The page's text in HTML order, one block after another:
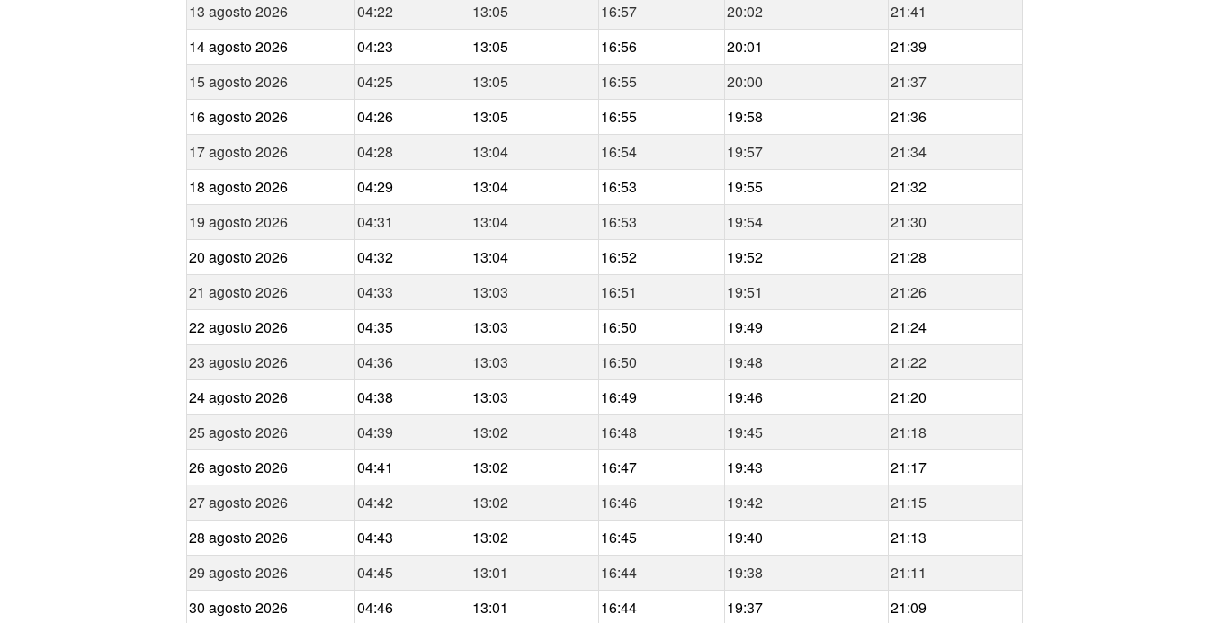
13 agosto 2026
04:22 13:05 16:57 20:02
21:41
14 agosto 2026
04:23 13:05 16:56 20:01
21:39
15 agosto 2026
04:25 13:05 16:55 20:00
21:37
16 agosto 2026
04:26 13:05 16:55 19:58
21:36
17 agosto 2026
04:28 13:04 16:54 19:57
21:34
18 agosto 2026
04:29 13:04 16:53 19:55
21:32
19 agosto 2026
04:31 13:04 16:53 19:54
21:30
20 agosto 2026
04:32 13:04 16:52 19:52
21:28
21 agosto 2026
04:33 13:03 16:51 19:51
21:26
22 agosto 2026
04:35 13:03 16:50 19:49
21:24
23 agosto 2026
04:36 13:03 16:50 19:48
21:22
24 agosto 2026
04:38 13:03 16:49 19:46
21:20
25 agosto 2026
04:39 13:02 16:48 19:45
21:18
26 agosto 2026
04:41 13:02 16:47 19:43
21:17
27 agosto 2026
04:42 13:02 16:46 19:42
21:15
28 agosto 2026
04:43 13:02 16:45 19:40
21:13
29 agosto 2026
04:45 13:01 16:44 19:38
21:11
30 agosto 2026
04:46 13:01 16:44 19:37
21:09